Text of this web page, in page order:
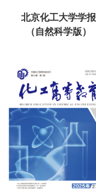
北京化工大学学报
（自然科学版）